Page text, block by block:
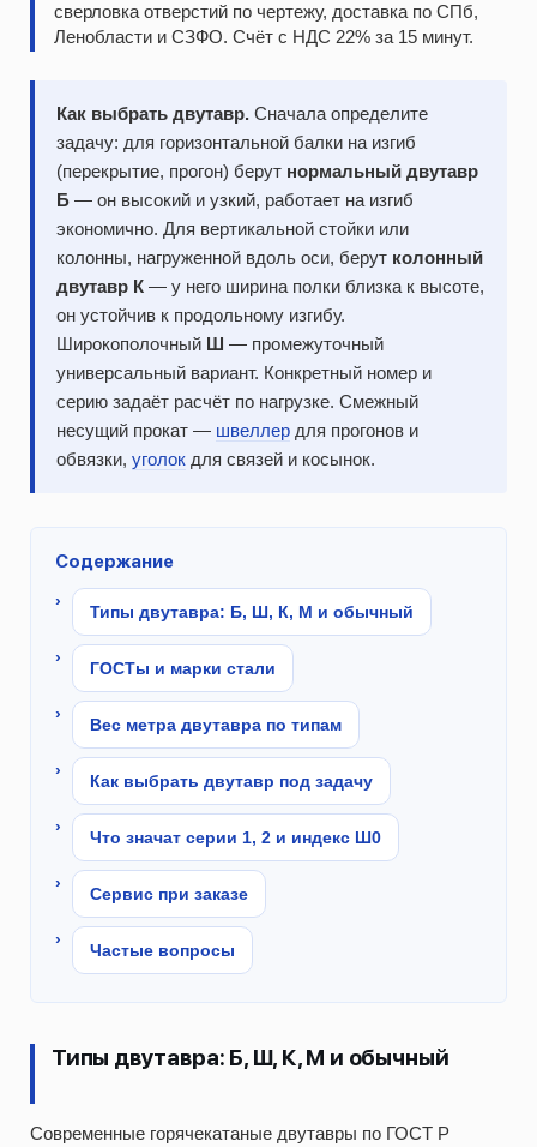
сверловка отверстий по чертежу, доставка по СПб,
Ленобласти и СЗФО. Счёт с НДС 22% за 15 минут.
Как выбрать двутавр. Сначала определите
задачу: для горизонтальной балки на изгиб
(перекрытие, прогон) берут нормальный двутавр
Б — он высокий и узкий, работает на изгиб
экономично. Для вертикальной стойки или
колонны, нагруженной вдоль оси, берут колонный
двутавр К — у него ширина полки близка к высоте,
он устойчив к продольному изгибу.
Широкополочный Ш — промежуточный
универсальный вариант. Конкретный номер и
серию задаёт расчёт по нагрузке. Смежный
несущий прокат — швеллер для прогонов и
обвязки, уголок для связей и косынок.
Содержание
Типы двутавра: Б, Ш, К, М и обычный
ГОСТы и марки стали
Вес метра двутавра по типам
Как выбрать двутавр под задачу
Что значат серии 1, 2 и индекс Ш0
Сервис при заказе
Частые вопросы
Типы двутавра: Б, Ш, К, М и обычный
Современные горячекатаные двутавры по ГОСТ Р